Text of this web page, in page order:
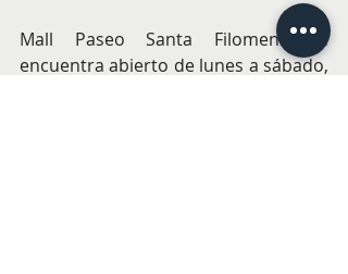
Mall Paseo Santa Filomena se
encuentra abierto de lunes a sábado,